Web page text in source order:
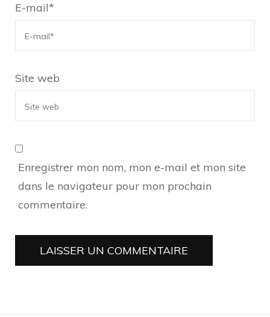
E-mail*
Site web
Enregistrer mon nom, mon e-mail et mon site
dans le navigateur pour mon prochain
commentaire.